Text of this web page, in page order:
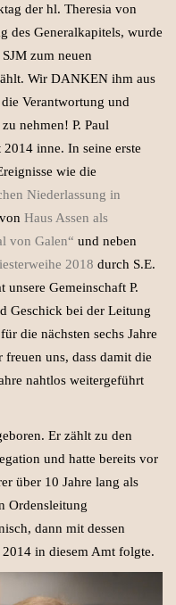
der hl. Theresia von
des Generalkapitels, wurde
zum neuen
Wir DANKEN ihm aus
Verantwortung und
nehmen! P. Paul
2014 inne. In seine erste
wie die
Niederlassung in
Haus Assen als
von Galen“ und neben
2018 durch S.E.
Gemeinschaft P.
Geschick bei der Leitung
die nächsten sechs Jahre
freuen uns, dass damit die
nahtlos weitergeführt
Er zählt zu den
und hatte bereits vor
über 10 Jahre lang als
Ordensleitung
dann mit dessen
in diesem Amt folgte.